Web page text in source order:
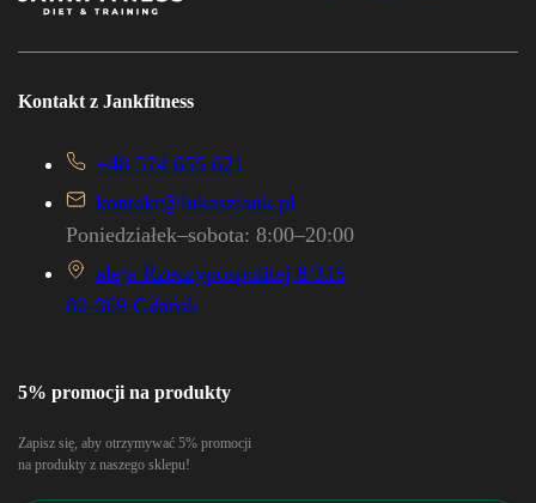
Kontakt z Jankfitness
+48 574 655 621
kontakt@lukaszjank.pl
Poniedziałek–sobota: 8:00–20:00
aleja Rzeczypospolitej 8/315
80-369 Gdańsk
5% promocji na produkty
Zapisz się, aby otrzymywać 5% promocji
na produkty z naszego sklepu!